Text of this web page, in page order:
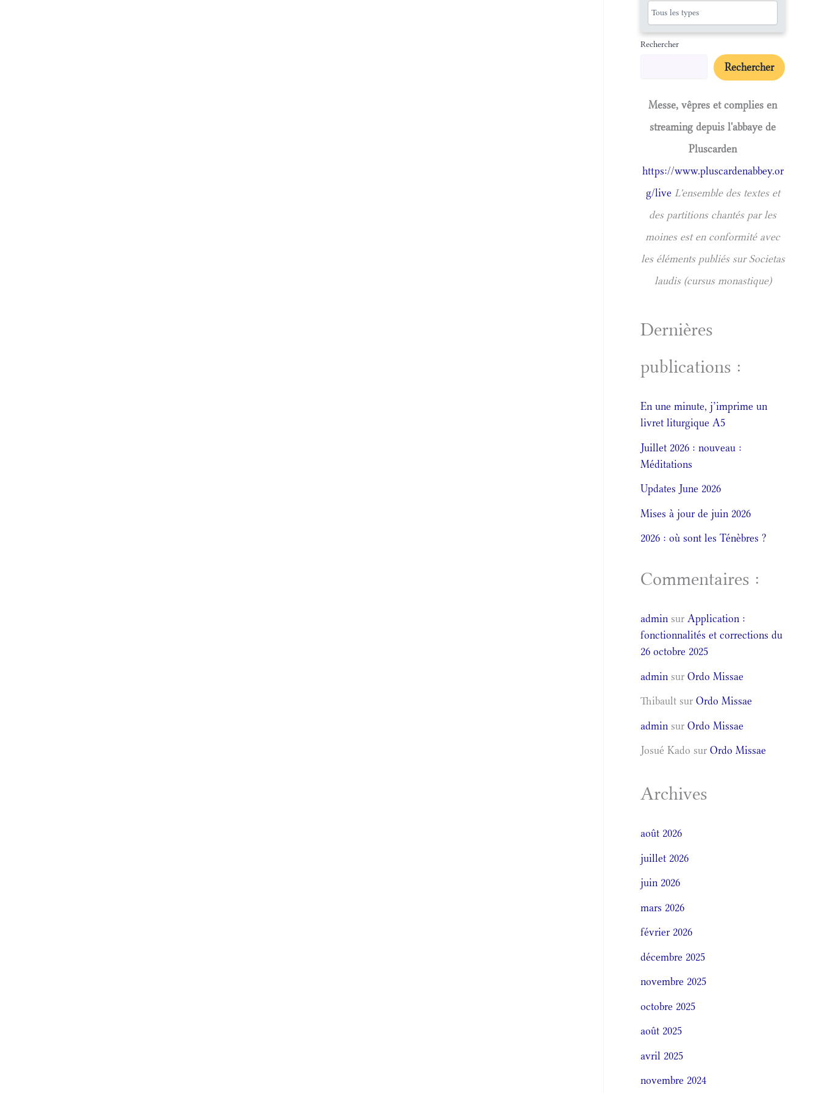
Rechercher
Rechercher
Messe, vêpres et complies en
streaming depuis l'abbaye de
Pluscarden
https://www.pluscardenabbey.or
g/live L'ensemble des textes et
des partitions chantés par les
moines est en conformité avec
les éléments publiés sur Societas
laudis (cursus monastique)
Dernières
publications :
En une minute, j’imprime un
livret liturgique A5
Juillet 2026 : nouveau :
Méditations
Updates June 2026
Mises à jour de juin 2026
2026 : où sont les Ténèbres ?
Commentaires :
admin surApplication :
fonctionnalités et corrections du
26 octobre 2025
admin surOrdo Missae
Thibault surOrdo Missae
admin surOrdo Missae
Josué Kado surOrdo Missae
Archives
août 2026
juillet 2026
juin 2026
mars 2026
février 2026
décembre 2025
novembre 2025
octobre 2025
août 2025
avril 2025
novembre 2024